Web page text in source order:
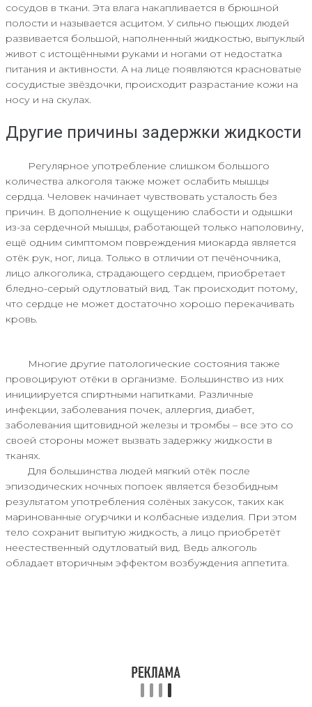
сосудов в ткани. Эта влага накапливается в брюшной
полости и называется асцитом. У сильно пьющих людей
развивается большой, наполненный жидкостью, выпуклый
живот с истощёнными руками и ногами от недостатка
питания и активности. А на лице появляются красноватые
сосудистые звёздочки, происходит разрастание кожи на
носу и на скулах.
Другие причины задержки жидкости
Регулярное употребление слишком большого
количества алкоголя также может ослабить мышцы
сердца. Человек начинает чувствовать усталость без
причин. В дополнение к ощущению слабости и одышки
из-за сердечной мышцы, работающей только наполовину,
ещё одним симптомом повреждения миокарда является
отёк рук, ног, лица. Только в отличии от печёночника,
лицо алкоголика, страдающего сердцем, приобретает
бледно-серый одутловатый вид. Так происходит потому,
что сердце не может достаточно хорошо перекачивать
кровь.
Многие другие патологические состояния также
провоцируют отёки в организме. Большинство из них
инициируется спиртными напитками. Различные
инфекции, заболевания почек, аллергия, диабет,
заболевания щитовидной железы и тромбы – все это со
своей стороны может вызвать задержку жидкости в
тканях.
Для большинства людей мягкий отёк после
эпизодических ночных попоек является безобидным
результатом употребления солёных закусок, таких как
маринованные огурчики и колбасные изделия. При этом
тело сохранит выпитую жидкость, а лицо приобретёт
неестественный одутловатый вид. Ведь алкоголь
обладает вторичным эффектом возбуждения аппетита.